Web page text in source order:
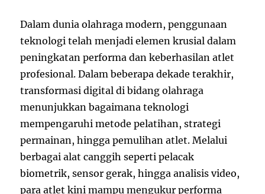
Dalam dunia olahraga modern, penggunaan
teknologi telah menjadi elemen krusial dalam
peningkatan performa dan keberhasilan atlet
profesional. Dalam beberapa dekade terakhir,
transformasi digital di bidang olahraga
menunjukkan bagaimana teknologi
mempengaruhi metode pelatihan, strategi
permainan, hingga pemulihan atlet. Melalui
berbagai alat canggih seperti pelacak
biometrik, sensor gerak, hingga analisis video,
para atlet kini mampu mengukur performa